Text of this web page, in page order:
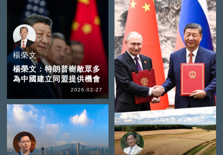
楊榮文
楊榮文：特朗普樹敵眾多
為中國建立同盟提供機會
2026-02-27